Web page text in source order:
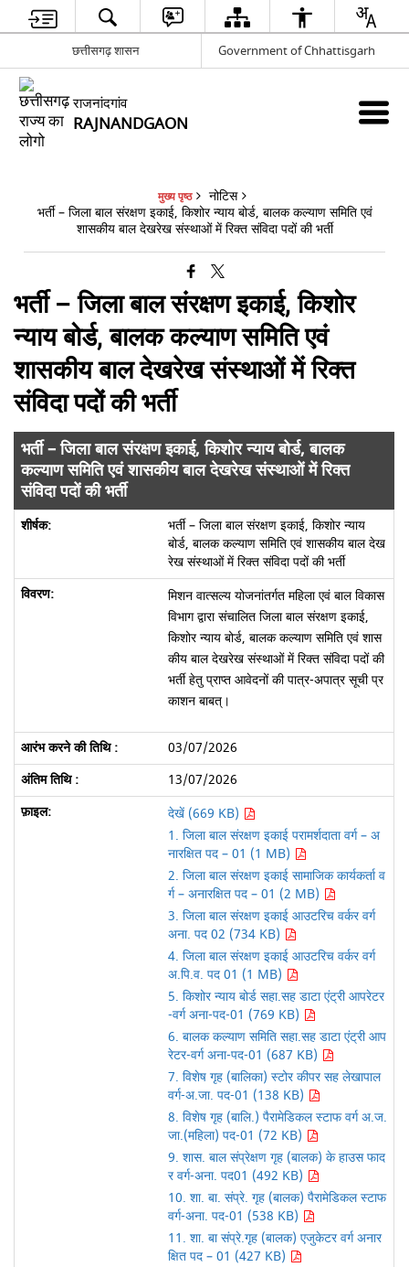
छत्तीसगढ़ शासन Government of Chhattisgarh
राजनांदगांव
RAJNANDGAON
मुख्य पृष्ठ
नोटिस
भर्ती – जिला बाल संरक्षण इकाई, किशोर न्याय बोर्ड, बालक कल्याण समिति एवं
शासकीय बाल देखरेख संस्थाओं में रिक्त संविदा पदों की भर्ती
भर्ती – जिला बाल संरक्षण इकाई, किशोर
न्याय बोर्ड, बालक कल्याण समिति एवं
शासकीय बाल देखरेख संस्थाओं में रिक्त
संविदा पदों की भर्ती
भर्ती – जिला बाल संरक्षण इकाई, किशोर न्याय बोर्ड, बालक
कल्याण समिति एवं शासकीय बाल देखरेख संस्थाओं में रिक्त
संविदा पदों की भर्ती
भर्ती – जिला बाल संरक्षण इकाई, किशोर न्याय
बोर्ड, बालक कल्याण समिति एवं शासकीय बाल देख
रेख संस्थाओं में रिक्त संविदा पदों की भर्ती
मिशन वात्सल्य योजनांतर्गत महिला एवं बाल विकास
विभाग द्वारा संचालित जिला बाल संरक्षण इकाई,
किशोर न्याय बोर्ड, बालक कल्याण समिति एवं शास
कीय बाल देखरेख संस्थाओं में रिक्त संविदा पदों की
भर्ती हेतु प्राप्त आवेदनों की पात्र-अपात्र सूची प्र
काशन बाबत्।
03/07/2026
13/07/2026
देखें (669 KB)
1. जिला बाल संरक्षण इकाई परामर्शदाता वर्ग – अ
नारक्षित पद – 01 (1 MB)
2. जिला बाल संरक्षण इकाई सामाजिक कार्यकर्ता व
र्ग – अनारक्षित पद – 01 (2 MB)
3. जिला बाल संरक्षण इकाई आउटरिच वर्कर वर्ग
अना. पद 02 (734 KB)
4. जिला बाल संरक्षण इकाई आउटरिच वर्कर वर्ग
अ.पि.व. पद 01 (1 MB)
5. किशोर न्याय बोर्ड सहा.सह डाटा एंट्री आपरेटर
-वर्ग अना-पद-01 (769 KB)
6. बालक कल्याण समिति सहा.सह डाटा एंट्री आप
रेटर-वर्ग अना-पद-01 (687 KB)
7. विशेष गृह (बालिका) स्टोर कीपर सह लेखापाल
वर्ग-अ.जा. पद-01 (138 KB)
8. विशेष गृह (बालि.) पैरामेडिकल स्टाफ वर्ग अ.ज.
जा.(महिला) पद-01 (72 KB)
9. शास. बाल संप्रेक्षण गृह (बालक) के हाउस फाद
र वर्ग-अना. पद01 (492 KB)
10. शा. बा. संप्रे. गृह (बालक) पैरामेडिकल स्टाफ
वर्ग-अना. पद-01 (538 KB)
11. शा. बा संप्रे.गृह (बालक) एजुकेटर वर्ग अनार
क्षित पद – 01 (427 KB)